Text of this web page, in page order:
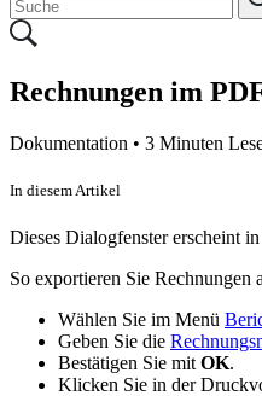
Rechnungen im
Dokumentation • 3 Minuten
In diesem Artikel
Dieses Dialogfenster erscheint
So exportieren Sie Rechnungen
Wählen Sie im Menü
Geben Sie die
Bestätigen Sie mit OK.
Klicken Sie in der